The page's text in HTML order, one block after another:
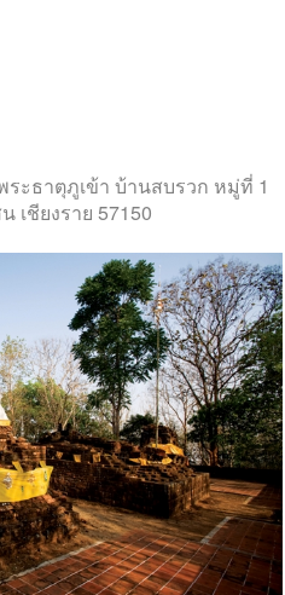
ะธาตุภูเข้า บ้านสบรวก หมู่ที่ 1
เชียงราย 57150